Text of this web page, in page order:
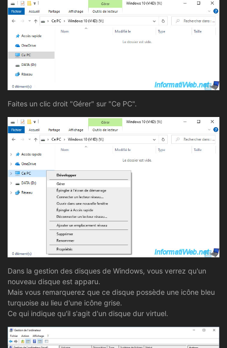
Faites un clic droit "Gérer" sur "Ce PC".
Dans la gestion des disques de Windows, vous verrez qu'un
nouveau disque est apparu.
Mais vous remarquerez que ce disque possède une icône bleu
turquoise au lieu d'une icône grise.
Ce qui indique qu'il s'agit d'un disque dur virtuel.